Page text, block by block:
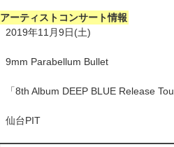
アーティストコンサート情報
2019年11月9日(土)
9mm Parabellum Bullet
「8th Album DEEP BLUE Release
仙台PIT